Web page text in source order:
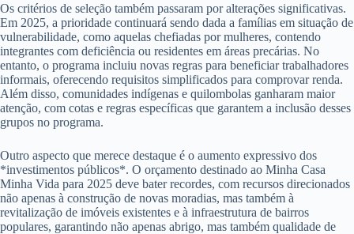
Os critérios de seleção também passaram por alterações significativas.
Em 2025, a prioridade continuará sendo dada a famílias em situação de
vulnerabilidade, como aquelas chefiadas por mulheres, contendo
integrantes com deficiência ou residentes em áreas precárias. No
entanto, o programa incluiu novas regras para beneficiar trabalhadores
informais, oferecendo requisitos simplificados para comprovar renda.
Além disso, comunidades indígenas e quilombolas ganharam maior
atenção, com cotas e regras específicas que garantem a inclusão desses
grupos no programa.
Outro aspecto que merece destaque é o aumento expressivo dos
*investimentos públicos*. O orçamento destinado ao Minha Casa
Minha Vida para 2025 deve bater recordes, com recursos direcionados
não apenas à construção de novas moradias, mas também à
revitalização de imóveis existentes e à infraestrutura de bairros
populares, garantindo não apenas abrigo, mas também qualidade de